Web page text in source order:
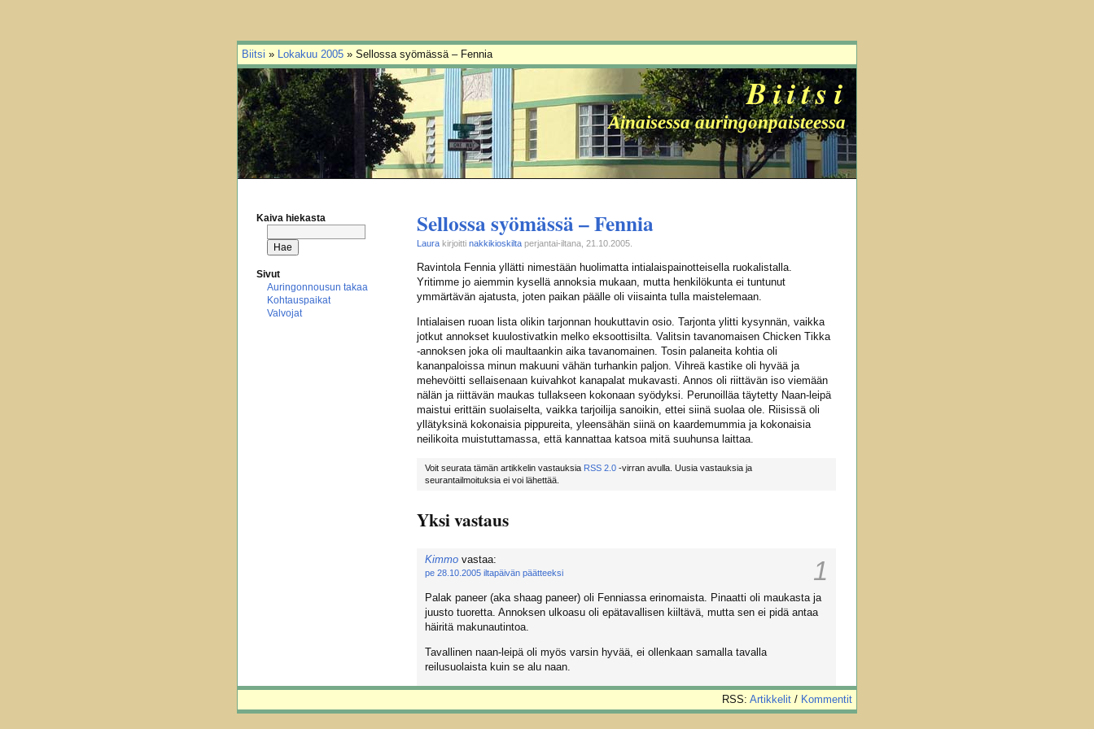
Biitsi » Lokakuu 2005 » Sellossa syömässä – Fennia
Biitsi
Ainaisessa auringonpaisteessa
Sellossa syömässä – Fennia
Laura kirjoitti nakkikioskilta perjantai-iltana, 21.10.2005.
Ravintola Fennia yllätti nimestään huolimatta intialaispainotteisella ruokalistalla.
Yritimme jo aiemmin kysellä annoksia mukaan, mutta henkilökunta ei tuntunut
ymmärtävän ajatusta, joten paikan päälle oli viisainta tulla maistelemaan.
Intialaisen ruoan lista olikin tarjonnan houkuttavin osio. Tarjonta ylitti kysynnän, vaikka
jotkut annokset kuulostivatkin melko eksoottisilta. Valitsin tavanomaisen Chicken Tikka
-annoksen joka oli maultaankin aika tavanomainen. Tosin palaneita kohtia oli
kananpaloissa minun makuuni vähän turhankin paljon. Vihreä kastike oli hyvää ja
mehevöitti sellaisenaan kuivahkot kanapalat mukavasti. Annos oli riittävän iso viemään
nälän ja riittävän maukas tullakseen kokonaan syödyksi. Perunoilläa täytetty Naan-leipä
maistui erittäin suolaiselta, vaikka tarjoilija sanoikin, ettei siinä suolaa ole. Riisissä oli
yllätyksinä kokonaisia pippureita, yleensähän siinä on kaardemummia ja kokonaisia
neilikoita muistuttamassa, että kannattaa katsoa mitä suuhunsa laittaa.
Voit seurata tämän artikkelin vastauksia RSS 2.0 -virran avulla. Uusia vastauksia ja
seurantailmoituksia ei voi lähettää.
Yksi vastaus
1
Kimmo vastaa:
pe 28.10.2005 iltapäivän päätteeksi
Palak paneer (aka shaag paneer) oli Fenniassa erinomaista. Pinaatti oli maukasta ja
juusto tuoretta. Annoksen ulkoasu oli epätavallisen kiiltävä, mutta sen ei pidä antaa
häiritä makunautintoa.
Tavallinen naan-leipä oli myös varsin hyvää, ei ollenkaan samalla tavalla
reilusuolaista kuin se alu naan.
Kaiva hiekasta
Sivut
Auringonnousun takaa
Kohtauspaikat
Valvojat
RSS: Artikkelit / Kommentit